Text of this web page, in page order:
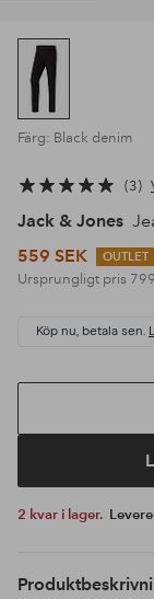
Färg: Black denim
3
Jack & Jones
559 SEK
OUTLET
Ursprungligt pris
Köp nu, betala sen.
2 kvar i lager.